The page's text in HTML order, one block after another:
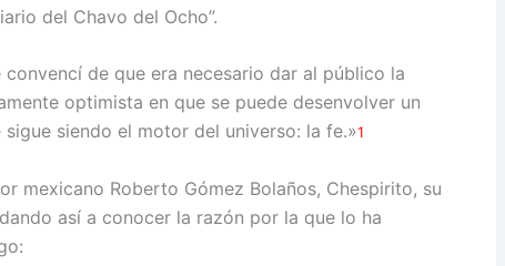
del Chavo del Ocho”.
de que era necesario dar al público la
optimista en que se puede desenvolver un
siendo el motor del universo: la fe.»1
mexicano Roberto Gómez Bolaños, Chespirito, su
así a conocer la razón por la que lo ha